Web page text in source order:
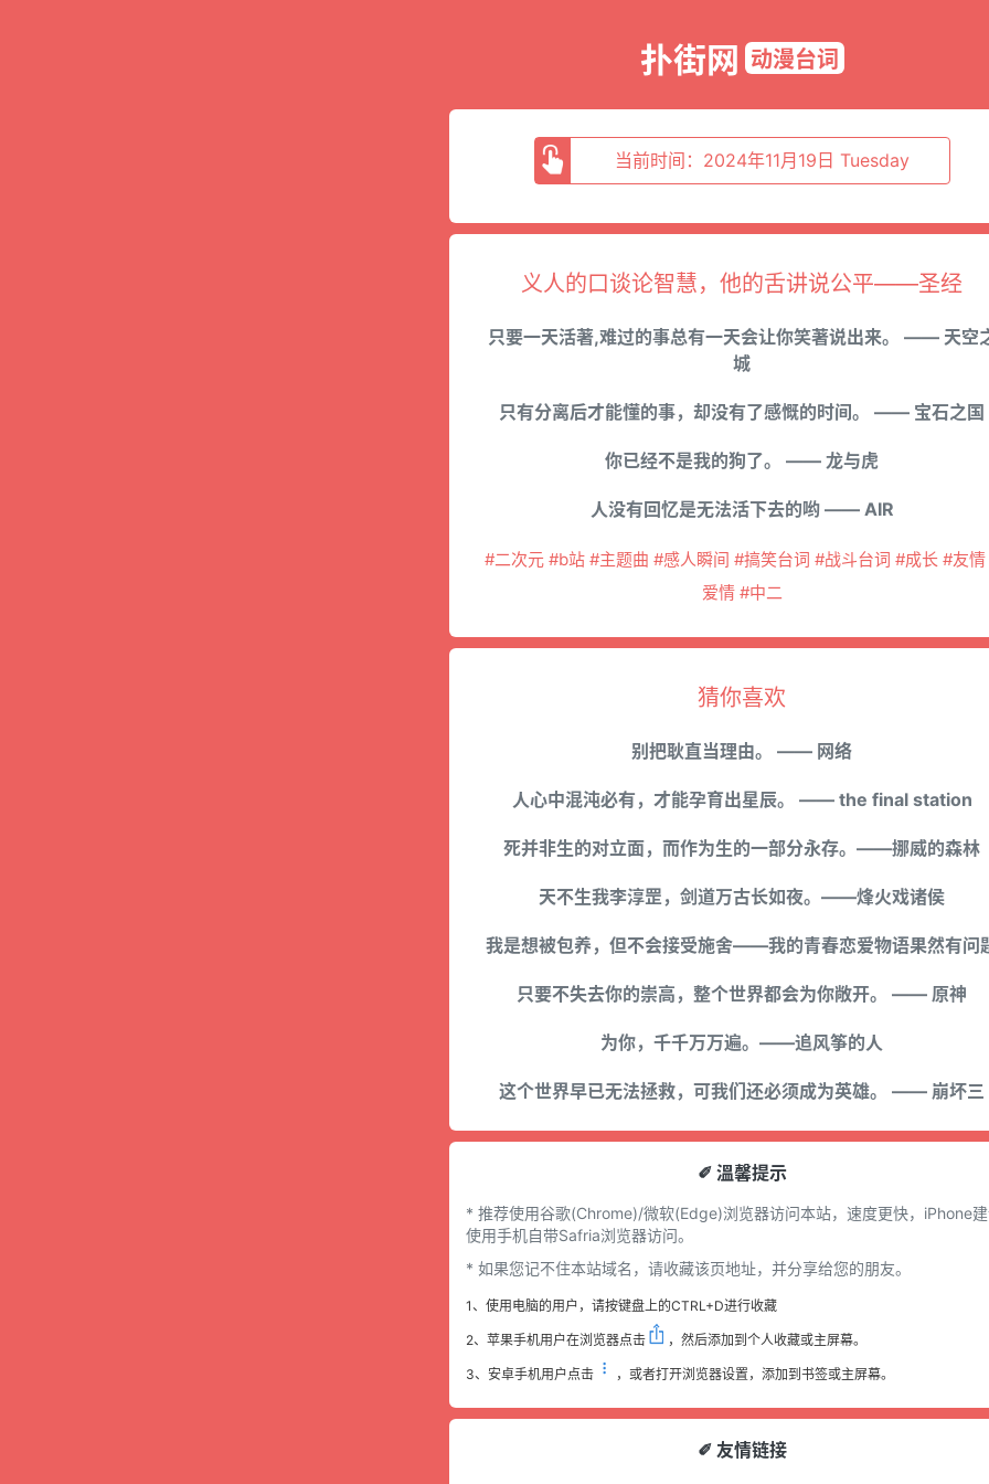
扑街网 动漫台词
当前时间：2024年11月19日 Tuesday
义人的口谈论智慧，他的舌讲说公平——圣经
只要一天活著,难过的事总有一天会让你笑著说出来。 —— 天空
城
只有分离后才能懂的事，却没有了感慨的时间。 —— 宝石之国
你已经不是我的狗了。 —— 龙与虎
人没有回忆是无法活下去的哟 —— AIR
#二次元 #b站 #主题曲 #感人瞬间 #搞笑台词 #战斗台词 #成长 #友情
爱情 #中二
猜你喜欢
别把耿直当理由。 —— 网络
人心中混沌必有，才能孕育出星辰。 —— the final station
死并非生的对立面，而作为生的一部分永存。——挪威的森林
天不生我李淳罡，剑道万古长如夜。——烽火戏诸侯
我是想被包养，但不会接受施舍——我的青春恋爱物语果然有问
只要不失去你的崇高，整个世界都会为你敞开。 —— 原神
为你，千千万万遍。——追风筝的人
这个世界早已无法拯救，可我们还必须成为英雄。 —— 崩坏三
✐ 溫馨提示
* 推荐使用谷歌(Chrome)/微软(Edge)浏览器访问本站，速度更快，iPhone
使用手机自带Safria浏览器访问。
* 如果您记不住本站域名，请收藏该页地址，并分享给您的朋友。
1、使用电脑的用户，请按键盘上的CTRL+D进行收藏
2、苹果手机用户在浏览器点击 ，然后添加到个人收藏或主屏幕。
3、安卓手机用户点击 ，或者打开浏览器设置，添加到书签或主屏幕。
✐ 友情链接